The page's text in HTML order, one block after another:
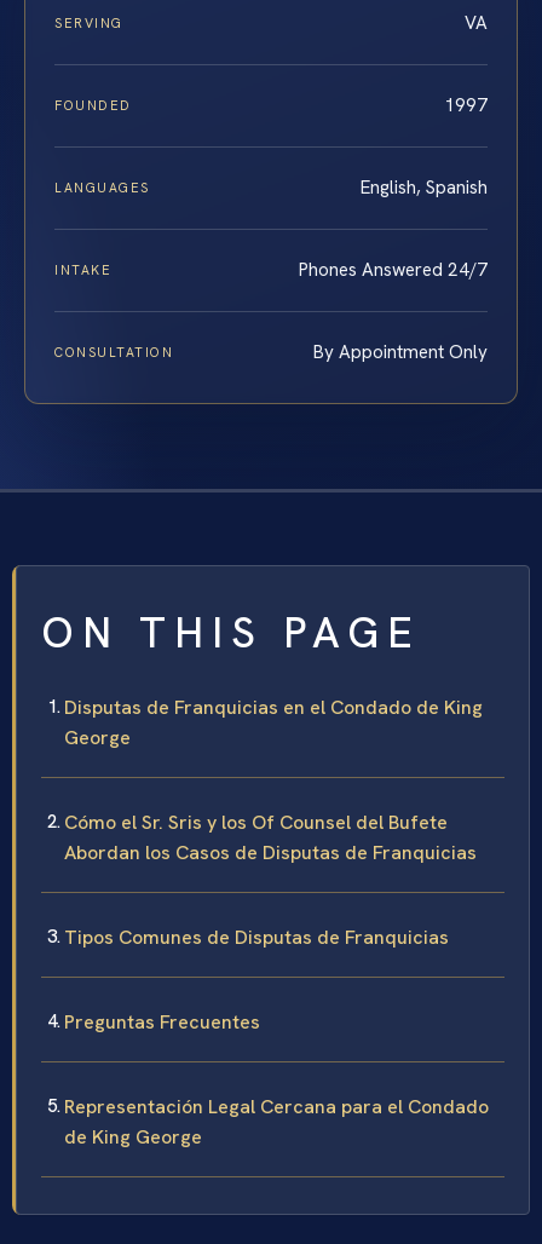
SERVING VA
FOUNDED 1997
LANGUAGES English, Spanish
INTAKE Phones Answered 24/7
CONSULTATION By Appointment Only
ON THIS PAGE
Disputas de Franquicias en el Condado de King
George
Cómo el Sr. Sris y los Of Counsel del Bufete
Abordan los Casos de Disputas de Franquicias
Tipos Comunes de Disputas de Franquicias
Preguntas Frecuentes
Representación Legal Cercana para el Condado
de King George